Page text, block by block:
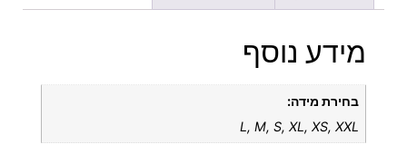
מידע נוסף
בחירת מידה:
L, M, S, XL, XS, XXL